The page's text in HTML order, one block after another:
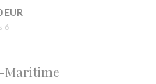
EUR
6
Maritime